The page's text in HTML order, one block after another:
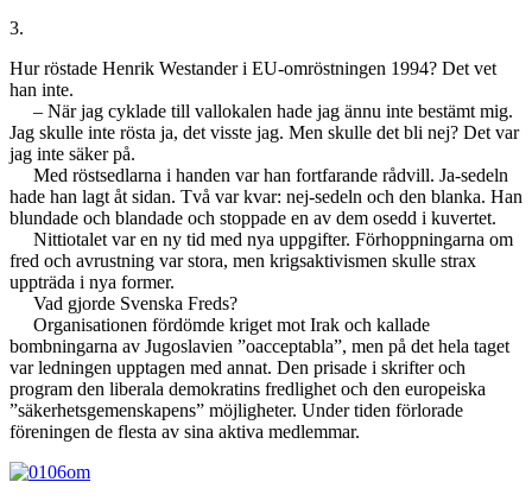
3.
Hur röstade Henrik Westander i EU-omröstningen 1994? Det vet
han inte.
– När jag cyklade till vallokalen hade jag ännu inte bestämt mig.
Jag skulle inte rösta ja, det visste jag. Men skulle det bli nej? Det var
jag inte säker på.
Med röstsedlarna i handen var han fortfarande rådvill. Ja-sedeln
hade han lagt åt sidan. Två var kvar: nej-sedeln och den blanka. Han
blundade och blandade och stoppade en av dem osedd i kuvertet.
Nittiotalet var en ny tid med nya uppgifter. Förhoppningarna om
fred och avrustning var stora, men krigsaktivismen skulle strax
uppträda i nya former.
Vad gjorde Svenska Freds?
Organisationen fördömde kriget mot Irak och kallade
bombningarna av Jugoslavien ”oacceptabla”, men på det hela taget
var ledningen upptagen med annat. Den prisade i skrifter och
program den liberala demokratins fredlighet och den europeiska
”säkerhetsgemenskapens” möjligheter. Under tiden förlorade
föreningen de flesta av sina aktiva medlemmar.